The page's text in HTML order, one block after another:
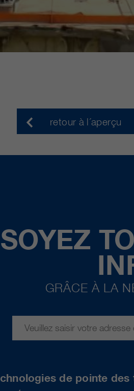
retour à l´aperçu
SOYEZ
GRÂCE À LA
de pointe des